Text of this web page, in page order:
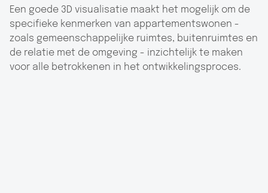
Een goede 3D visualisatie maakt het mogelijk om de
specifieke kenmerken van appartementswonen -
zoals gemeenschappelijke ruimtes, buitenruimtes en
de relatie met de omgeving - inzichtelijk te maken
voor alle betrokkenen in het ontwikkelingsproces.